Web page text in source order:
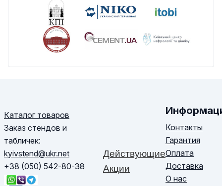
Каталог товаров
Заказ стендов и
табличек:
kyivstend@ukr.net
+38 (050) 542-80-38
Действующие
Акции
Контакты
Гарантия
Оплата
Доставка
О нас